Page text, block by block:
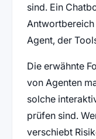
sind. Ein
Antwortbereich
Agent, der
Die erwähnte
von Agenten
solche
prüfen sind.
verschiebt